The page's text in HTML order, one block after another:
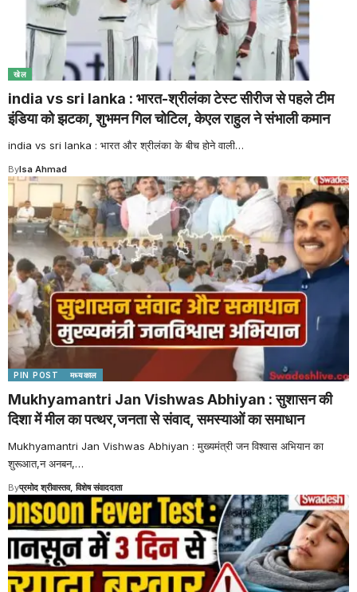
खेल
india vs sri lanka : भारत-श्रीलंका टेस्ट सीरीज से पहले टीम
इंडिया को झटका, शुभमन गिल चोटिल, केएल राहुल ने संभाली कमान
india vs sri lanka : भारत और श्रीलंका के बीच होने वाली…
ByIsa Ahmad
PIN POST मध्यकाल
Mukhyamantri Jan Vishwas Abhiyan : सुशासन की
दिशा में मील का पत्थर,जनता से संवाद, समस्याओं का समाधान
Mukhyamantri Jan Vishwas Abhiyan : मुख्यमंत्री जन विश्वास अभियान का
शुरूआत,न अनबन,…
Byप्रमोद श्रीवास्तव, विशेष संवाददाता